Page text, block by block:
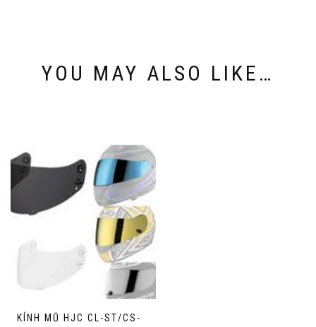
YOU MAY ALSO LIKE…
KÍNH MŨ HJC CL-ST/CS-